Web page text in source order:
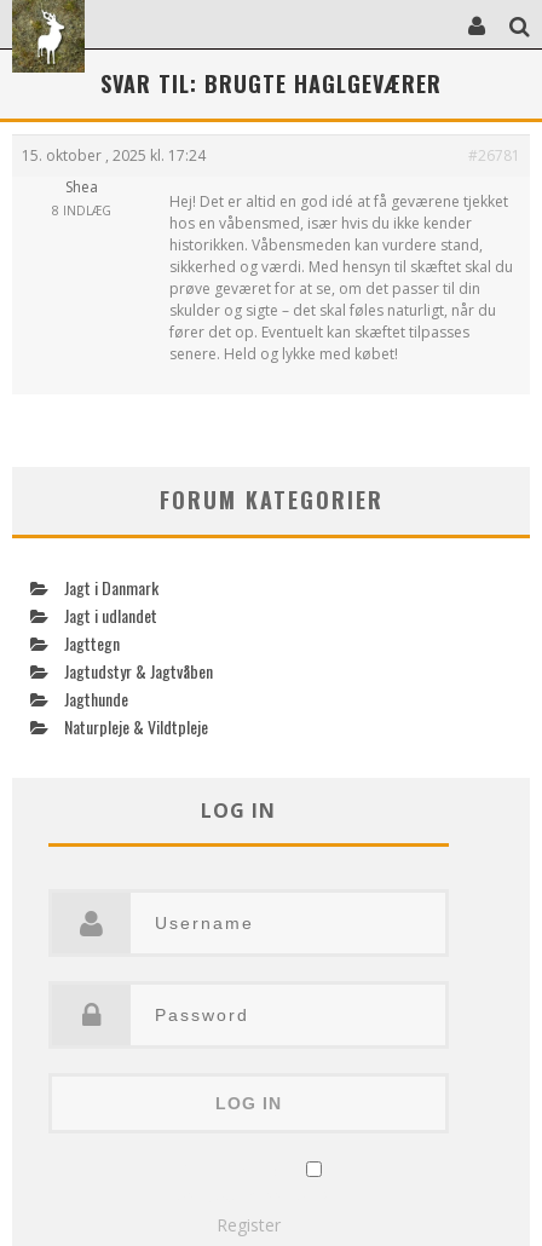
SVAR TIL: BRUGTE HAGLGEVÆRER
15. oktober , 2025 kl. 17:24
#26781
Shea
8 INDLÆG
Hej! Det er altid en god idé at få geværene tjekket
hos en våbensmed, især hvis du ikke kender
historikken. Våbensmeden kan vurdere stand,
sikkerhed og værdi. Med hensyn til skæftet skal du
prøve geværet for at se, om det passer til din
skulder og sigte – det skal føles naturligt, når du
fører det op. Eventuelt kan skæftet tilpasses
senere. Held og lykke med købet!
FORUM KATEGORIER
Jagt i Danmark
Jagt i udlandet
Jagttegn
Jagtudstyr & Jagtvåben
Jagthunde
Naturpleje & Vildtpleje
LOG IN
Register